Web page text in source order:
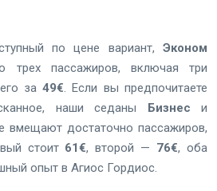
по цене вариант, Эконом
трех пассажиров, включая три
за49€. Если вы предпочитаете
наши седаны Бизнес и
вмещают достаточно пассажиров,
стоит 61€, второй — 76€, оба
опыт в Агиос Гордиос.